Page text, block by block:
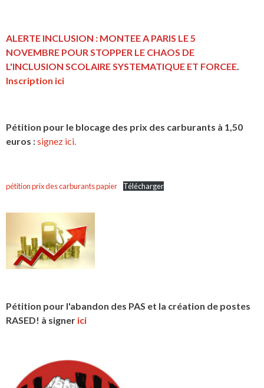
ALERTE INCLUSION : MONTEE A PARIS LE 5
NOVEMBRE POUR STOPPER LE CHAOS DE
L'INCLUSION SCOLAIRE SYSTEMATIQUE ET FORCEE
Inscription ici
Pétition pour le blocage des prix des carburants à 1,50
euros :signez ici.
pétition prix des carburants papier Télécharger
Pétition pour l'abandon des PAS et la création de postes
RASED! à signer ici